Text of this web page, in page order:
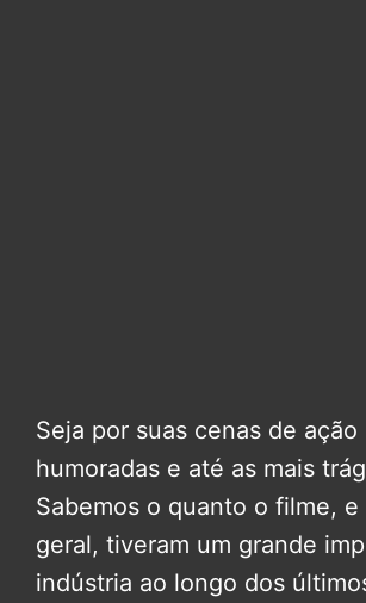
Seja por suas cenas de ação
humoradas e até as mais
Sabemos o quanto o filme, e
geral, tiveram um grande
indústria ao longo dos